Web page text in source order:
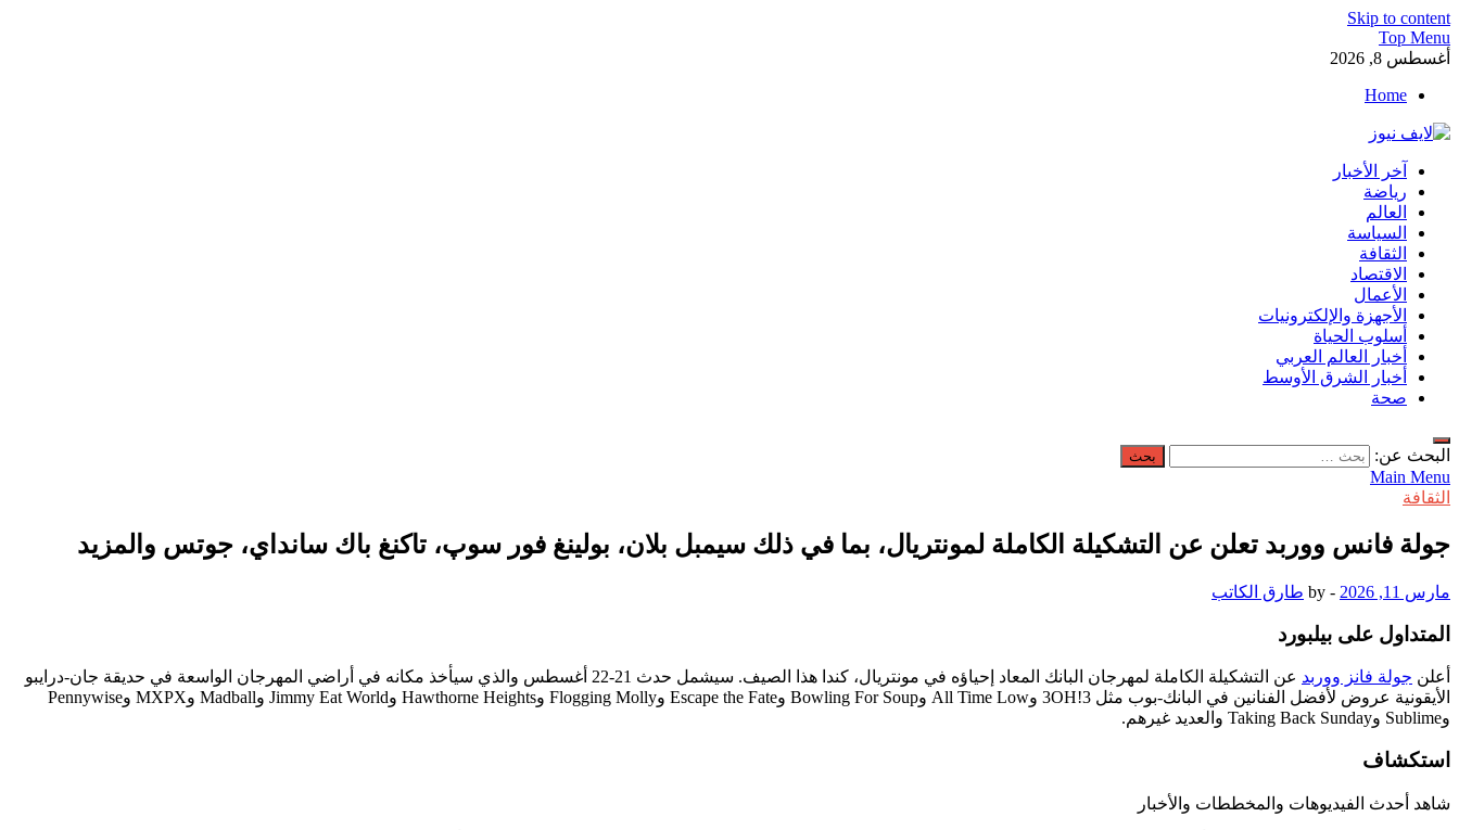
Skip to content
Top Menu
أغسطس 8, 2026
Home
لايف نيوز
آخر الأخبار العاجلة لحظة بلحظة من العالم العربي والعالم
آخر الأخبار
رياضة
العالم
السياسة
الثقافة
الاقتصاد
الأعمال
الأجهزة والإلكترونيات
أسلوب الحياة
أخبار العالم العربي
أخبار الشرق الأوسط
صحة
البحث عن:
Main Menu
الثقافة
جولة فانس ووربد تعلن عن التشكيلة الكاملة لمونتريال، بما في ذلك سيمبل بلان، بولينغ فور سوپ، تاكنغ باك سانداي، جوتس والمزيد
مارس 11, 2026 -
by طارق الكاتب
المتداول على بيلبورد
أعلن جولة فانز ووربد
عن التشكيلة الكاملة لمهرجان البانك المعاد إحياؤه في مونتريال، كندا هذا الصيف. سيشمل حدث 21-22 أغسطس والذي سيأخذ مكانه في أراضي المهرجان الواسعة في حديقة جان-درايبو
الأيقونية عروض لأفضل الفنانين في البانك-بوب مثل 3OH!3 وAll Time Low وBowling For Soup وEscape the Fate وFlogging Molly وHawthorne Heights وJimmy Eat World وMadball وMXPX وPennywise
وSublime وTaking Back Sunday والعديد غيرهم.
استكشاف
شاهد أحدث الفيديوهات والمخططات والأخبار